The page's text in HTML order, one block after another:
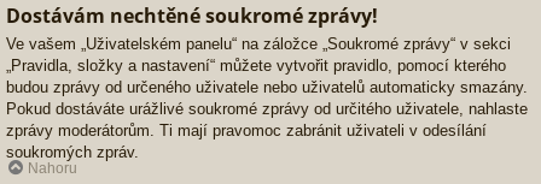
Dostávám nechtěné soukromé zprávy!
Ve vašem „Uživatelském panelu“ na záložce „Soukromé zprávy“ v sekci
„Pravidla, složky a nastavení“ můžete vytvořit pravidlo, pomocí kterého
budou zprávy od určeného uživatele nebo uživatelů automaticky smazány.
Pokud dostáváte urážlivé soukromé zprávy od určitého uživatele, nahlaste
zprávy moderátorům. Ti mají pravomoc zabránit uživateli v odesílání
soukromých zpráv.
Nahoru